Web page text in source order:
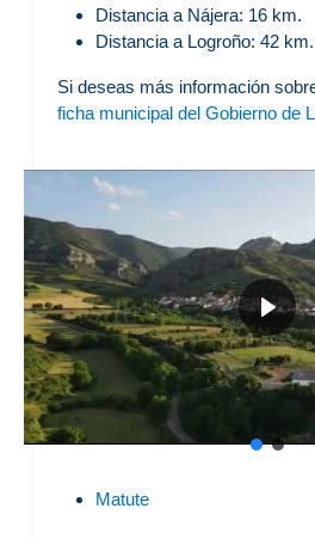
Distancia a Nájera: 16 km.
Distancia a Logroño: 42 km.
Si deseas más información
ficha municipal del Gobierno de
Matute